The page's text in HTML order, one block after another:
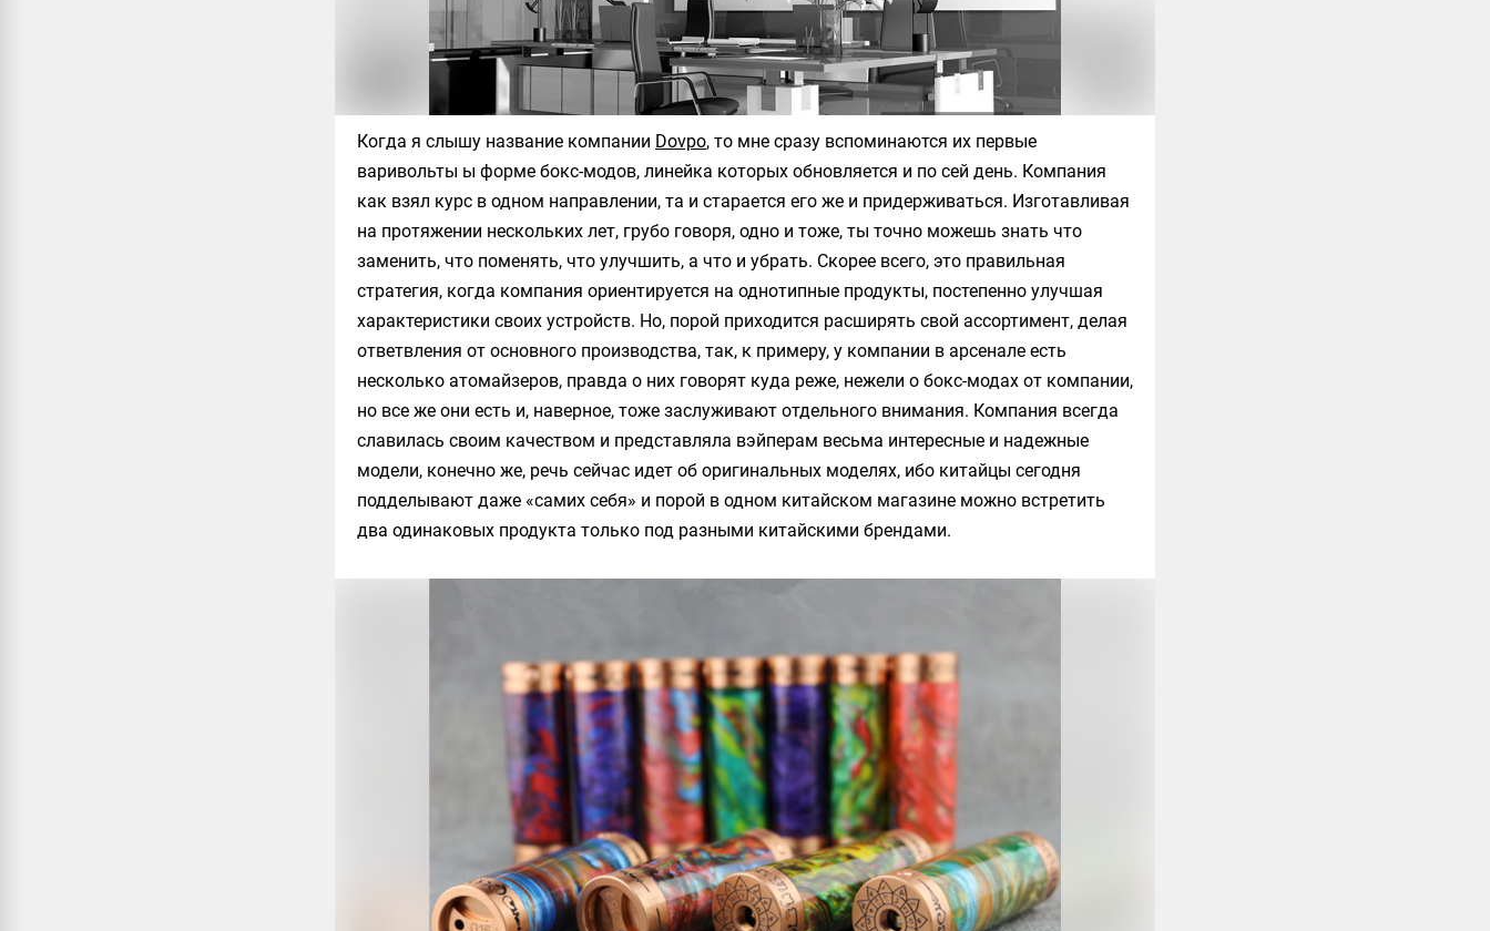
Когда я слышу название компании Dovpo, то мне сразу вспоминаются их первые
варивольты ы форме бокс-модов, линейка которых обновляется и по сей день. Компания
как взял курс в одном направлении, та и старается его же и придерживаться. Изготавливая
на протяжении нескольких лет, грубо говоря, одно и тоже, ты точно можешь знать что
заменить, что поменять, что улучшить, а что и убрать. Скорее всего, это правильная
стратегия, когда компания ориентируется на однотипные продукты, постепенно улучшая
характеристики своих устройств. Но, порой приходится расширять свой ассортимент, делая
ответвления от основного производства, так, к примеру, у компании в арсенале есть
несколько атомайзеров, правда о них говорят куда реже, нежели о бокс-модах от компании,
но все же они есть и, наверное, тоже заслуживают отдельного внимания. Компания всегда
славилась своим качеством и представляла вэйперам весьма интересные и надежные
модели, конечно же, речь сейчас идет об оригинальных моделях, ибо китайцы сегодня
подделывают даже «самих себя» и порой в одном китайском магазине можно встретить
два одинаковых продукта только под разными китайскими брендами.